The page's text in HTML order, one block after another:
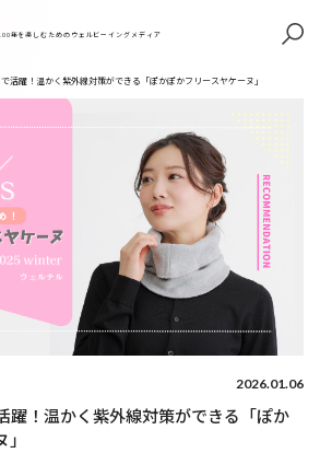
年を楽しむためのウェルビーイングメディア
活躍！温かく紫外線対策ができる「ぽかぽかフリースヤケーヌ」
2026.01.06
躍！温かく紫外線対策ができる「ぽか